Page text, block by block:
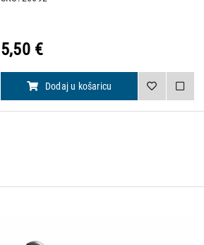
5,50 €
Dodaj u košaricu